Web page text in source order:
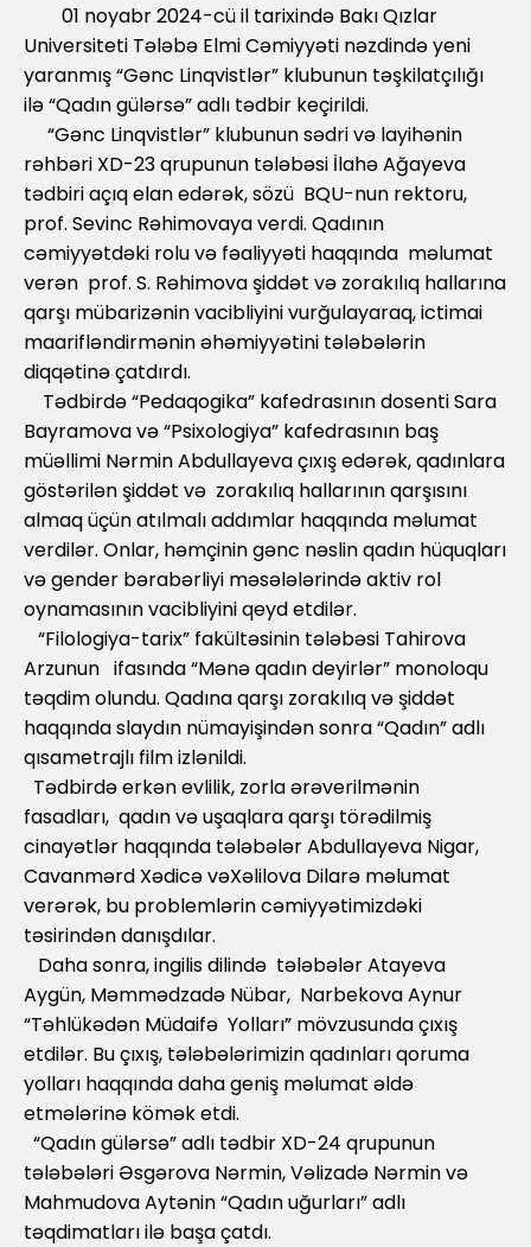
01 noyabr 2024-cü il tarixində Bakı Qızlar
Universiteti Tələbə Elmi Cəmiyyəti nəzdində yeni
yaranmış “Gənc Linqvistlər” klubunun təşkilatçılığı
ilə “Qadın gülərsə” adlı tədbir keçirildi.
“Gənc Linqvistlər” klubunun sədri və layihənin
rəhbəri XD-23 qrupunun tələbəsi İlahə Ağayeva
tədbiri açıq elan edərək, sözü BQU-nun rektoru,
prof. Sevinc Rəhimovaya verdi. Qadının
cəmiyyətdəki rolu və fəaliyyəti haqqında məlumat
verən prof. S. Rəhimova şiddət və zorakılıq hallarına
qarşı mübarizənin vacibliyini vurğulayaraq, ictimai
maarifləndirmənin əhəmiyyətini tələbələrin
diqqətinə çatdırdı.
Tədbirdə “Pedaqogika” kafedrasının dosenti Sara
Bayramova və “Psixologiya” kafedrasının baş
müəllimi Nərmin Abdullayeva çıxış edərək, qadınlara
göstərilən şiddət və zorakılıq hallarının qarşısını
almaq üçün atılmalı addımlar haqqında məlumat
verdilər. Onlar, həmçinin gənc nəslin qadın hüquqları
və gender bərabərliyi məsələlərində aktiv rol
oynamasının vacibliyini qeyd etdilər.
“Filologiya-tarix” fakültəsinin tələbəsi Tahirova
Arzunun ifasında “Mənə qadın deyirlər” monoloqu
təqdim olundu. Qadına qarşı zorakılıq və şiddət
haqqında slaydın nümayişindən sonra “Qadın” adlı
qısametrajlı film izlənildi.
Tədbirdə erkən evlilik, zorla ərəverilmənin
fasadları, qadın və uşaqlara qarşı törədilmiş
cinayətlər haqqında tələbələr Abdullayeva Nigar,
Cavanmərd Xədicə vəXəlilova Dilarə məlumat
verərək, bu problemlərin cəmiyyətimizdəki
təsirindən danışdılar.
Daha sonra, ingilis dilində tələbələr Atayeva
Aygün, Məmmədzadə Nübar, Narbekova Aynur
“Təhlükədən Müdaifə Yolları” mövzusunda çıxış
etdilər. Bu çıxış, tələbələrimizin qadınları qoruma
yolları haqqında daha geniş məlumat əldə
etmələrinə kömək etdi.
“Qadın gülərsə” adlı tədbir XD-24 qrupunun
tələbələri Əsgərova Nərmin, Vəlizadə Nərmin və
Mahmudova Aytənin “Qadın uğurları” adlı
təqdimatları ilə başa çatdı.